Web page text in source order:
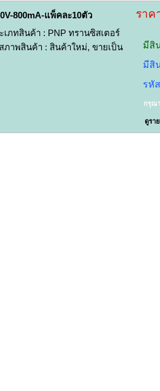
800mA-แพ็คละ10ตัว
เภทสินค้า : PNP ทรานซิสเตอร์
สภาพสินค้า : สินค้าใหม่, ขายเป็น
ราค
มีสิ
มีสิ
รหั
กรุณ
ดูรา